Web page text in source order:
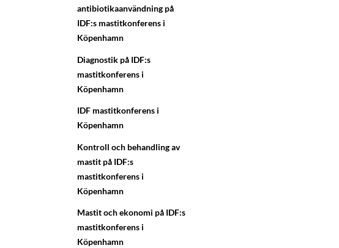
antibiotikaanvändning på
IDF:s mastitkonferens i
Köpenhamn
Diagnostik på IDF:s
mastitkonferens i
Köpenhamn
IDF mastitkonferens i
Köpenhamn
Kontroll och behandling av
mastit på IDF:s
mastitkonferens i
Köpenhamn
Mastit och ekonomi på IDF:s
mastitkonferens i
Köpenhamn